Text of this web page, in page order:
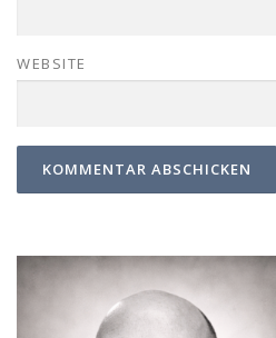
WEBSITE